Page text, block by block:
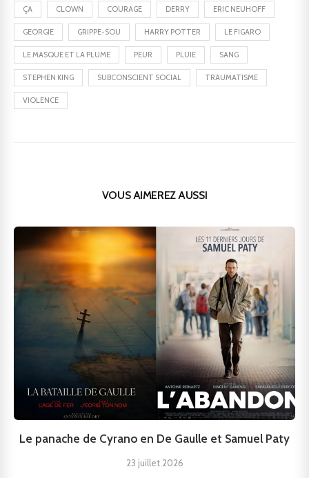
ÇA CLOWN COURAGE DERRY ERIC NEUHOFF
GEORGIE GRIPPE-SOU HARRY POTTER LE FIGARO
LE MASQUE ET LA PLUME PEUR PLUIE SANG
STEPHEN KING SUBCONSCIENT SOCIAL TRAUMATISME
VIOLENCE
VOUS AIMEREZ AUSSI
Le panache de Cyrano en De Gaulle et Samuel Paty
23 juillet 2026